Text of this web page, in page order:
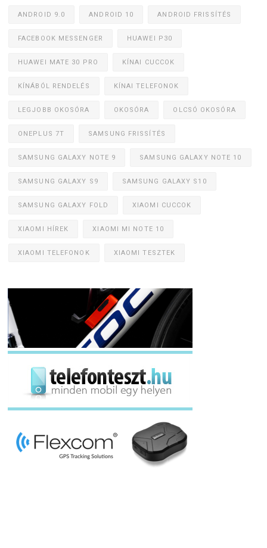
ANDROID 9.0 ANDROID 10 ANDROID FRISSÍTÉS
FACEBOOK MESSENGER HUAWEI P30
HUAWEI MATE 30 PRO KÍNAI CUCCOK
KÍNÁBÓL RENDELÉS KÍNAI TELEFONOK
LEGJOBB OKOSÓRA OKOSÓRA OLCSÓ OKOSÓRA
ONEPLUS 7T SAMSUNG FRISSÍTÉS
SAMSUNG GALAXY NOTE 9 SAMSUNG GALAXY NOTE 10
SAMSUNG GALAXY S9 SAMSUNG GALAXY S10
SAMSUNG GALAXY FOLD XIAOMI CUCCOK
XIAOMI HÍREK XIAOMI MI NOTE 10
XIAOMI TELEFONOK XIAOMI TESZTEK